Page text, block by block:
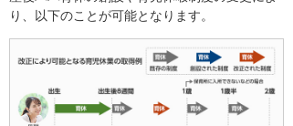
り、以下のことが可能となります。